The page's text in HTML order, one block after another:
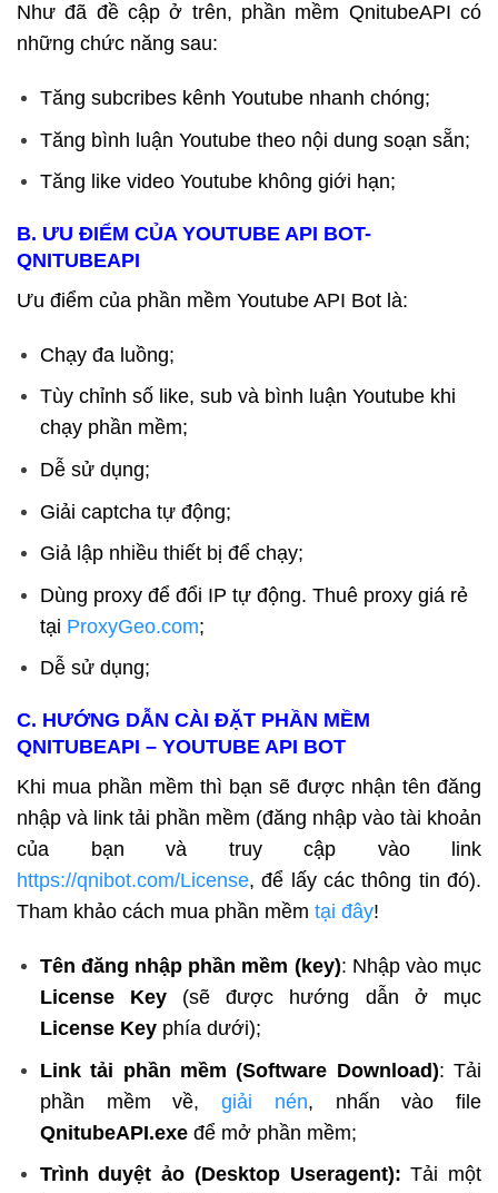
Như đã đề cập ở trên, phần mềm QnitubeAPI có
những chức năng sau:
Tăng subcribes kênh Youtube nhanh chóng;
Tăng bình luận Youtube theo nội dung soạn sẵn;
Tăng like video Youtube không giới hạn;
B. ƯU ĐIỂM CỦA YOUTUBE API BOT-
QNITUBEAPI
Ưu điểm của phần mềm Youtube API Bot là:
Chạy đa luồng;
Tùy chỉnh số like, sub và bình luận Youtube khi
chạy phần mềm;
Dễ sử dụng;
Giải captcha tự động;
Giả lập nhiều thiết bị để chạy;
Dùng proxy để đổi IP tự động. Thuê proxy giá rẻ
tại ProxyGeo.com;
Dễ sử dụng;
C. HƯỚNG DẪN CÀI ĐẶT PHẦN MỀM
QNITUBEAPI – YOUTUBE API BOT
Khi mua phần mềm thì bạn sẽ được nhận tên đăng
nhập và link tải phần mềm (đăng nhập vào tài khoản
của bạn và truy cập vào link
https://qnibot.com/License, để lấy các thông tin đó).
Tham khảo cách mua phần mềm tại đây!
Tên đăng nhập phần mềm (key): Nhập vào mục
License Key(sẽ được hướng dẫn ở mục
License Keyphía dưới);
Link tải phần mềm (Software Download): Tải
phần mềm về,giải nén, nhấn vào file
QnitubeAPI.exeđể mở phần mềm;
Trình duyệt ảo (Desktop Useragent): Tải một